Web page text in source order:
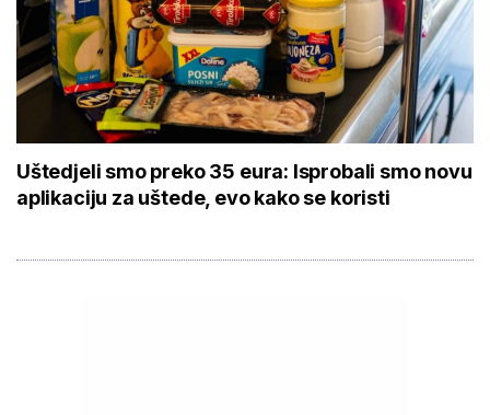
Uštedjeli smo preko 35 eura: Isprobali smo novu
aplikaciju za uštede, evo kako se koristi